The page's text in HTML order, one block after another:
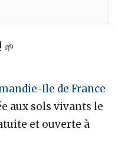
-Ile de France
aux sols vivants le
et ouverte à